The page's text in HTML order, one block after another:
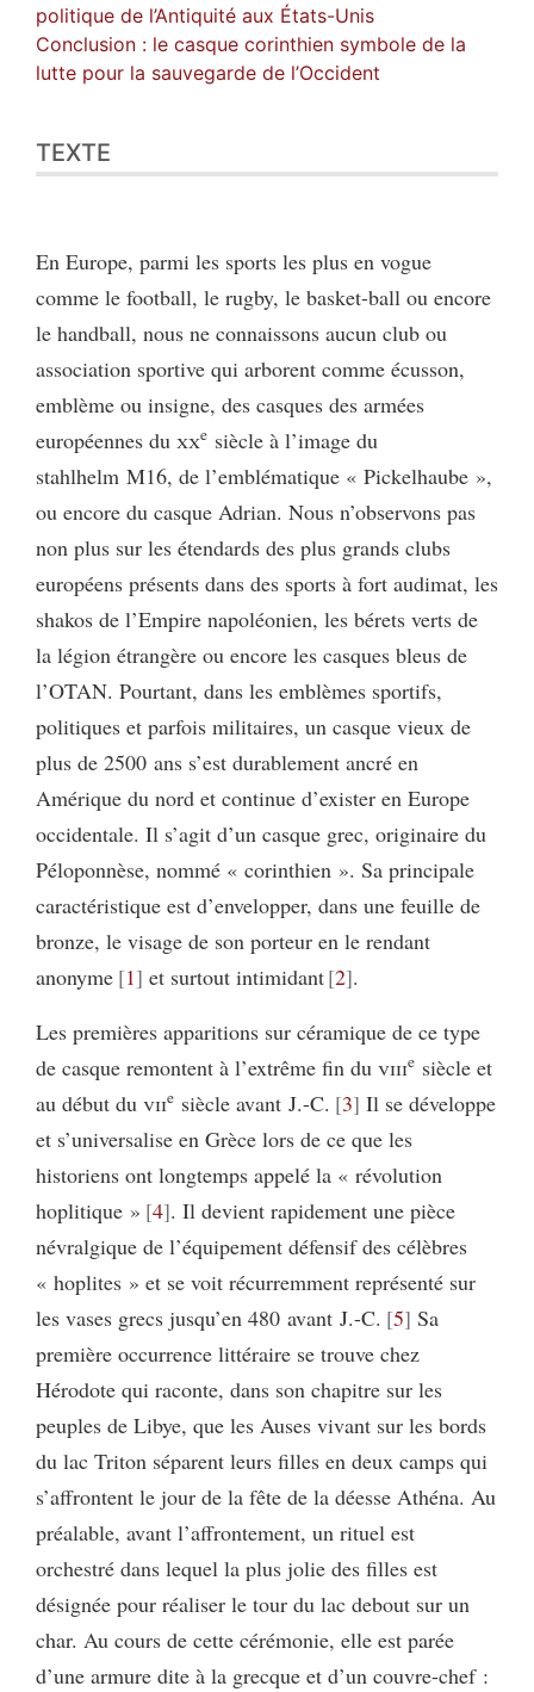
politique de l’Antiquité aux États-Unis
Conclusion : le casque corinthien symbole de la
lutte pour la sauvegarde de l’Occident
TEXTE
En Europe, parmi les sports les plus en vogue
comme le football, le rugby, le basket-ball ou encore
le handball, nous ne connaissons aucun club ou
association sportive qui arborent comme écusson,
emblème ou insigne, des casques des armées
européennes du xxe siècle à l’image du
stahlhelm M16, de l’emblématique « Pickelhaube »,
ou encore du casque Adrian. Nous n’observons pas
non plus sur les étendards des plus grands clubs
européens présents dans des sports à fort audimat, les
shakos de l’Empire napoléonien, les bérets verts de
la légion étrangère ou encore les casques bleus de
l’OTAN. Pourtant, dans les emblèmes sportifs,
politiques et parfois militaires, un casque vieux de
plus de 2500 ans s’est durablement ancré en
Amérique du nord et continue d’exister en Europe
occidentale. Il s’agit d’un casque grec, originaire du
Péloponnèse, nommé « corinthien ». Sa principale
caractéristique est d’envelopper, dans une feuille de
bronze, le visage de son porteur en le rendant
anonyme 1 et surtout intimidant 2 .
Les premières apparitions sur céramique de ce type
de casque remontent à l’extrême fin du viiie siècle et
au début du viie siècle avant J.-C. 3 Il se développe
et s’universalise en Grèce lors de ce que les
historiens ont longtemps appelé la « révolution
hoplitique » 4 . Il devient rapidement une pièce
névralgique de l’équipement défensif des célèbres
« hoplites » et se voit récurremment représenté sur
les vases grecs jusqu’en 480 avant J.-C. 5 Sa
première occurrence littéraire se trouve chez
Hérodote qui raconte, dans son chapitre sur les
peuples de Libye, que les Auses vivant sur les bords
du lac Triton séparent leurs filles en deux camps qui
s’affrontent le jour de la fête de la déesse Athéna. Au
préalable, avant l’affrontement, un rituel est
orchestré dans lequel la plus jolie des filles est
désignée pour réaliser le tour du lac debout sur un
char. Au cours de cette cérémonie, elle est parée
d’une armure dite à la grecque et d’un couvre-chef :